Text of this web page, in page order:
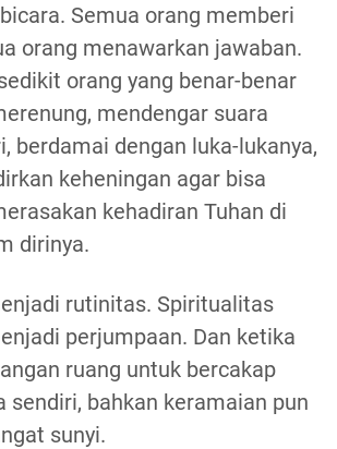
Semua orang memberi
orang menawarkan jawaban.
orang yang benar-benar
mendengar suara
berdamai dengan luka-lukanya,
keheningan agar bisa
kehadiran Tuhan di
dirinya.
rutinitas. Spiritualitas
perjumpaan. Dan ketika
ruang untuk bercakap
sendiri, bahkan keramaian pun
sunyi.